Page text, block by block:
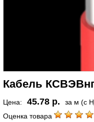
Кабель
Цена: 45.78 р.
за м (с
Оценка товара